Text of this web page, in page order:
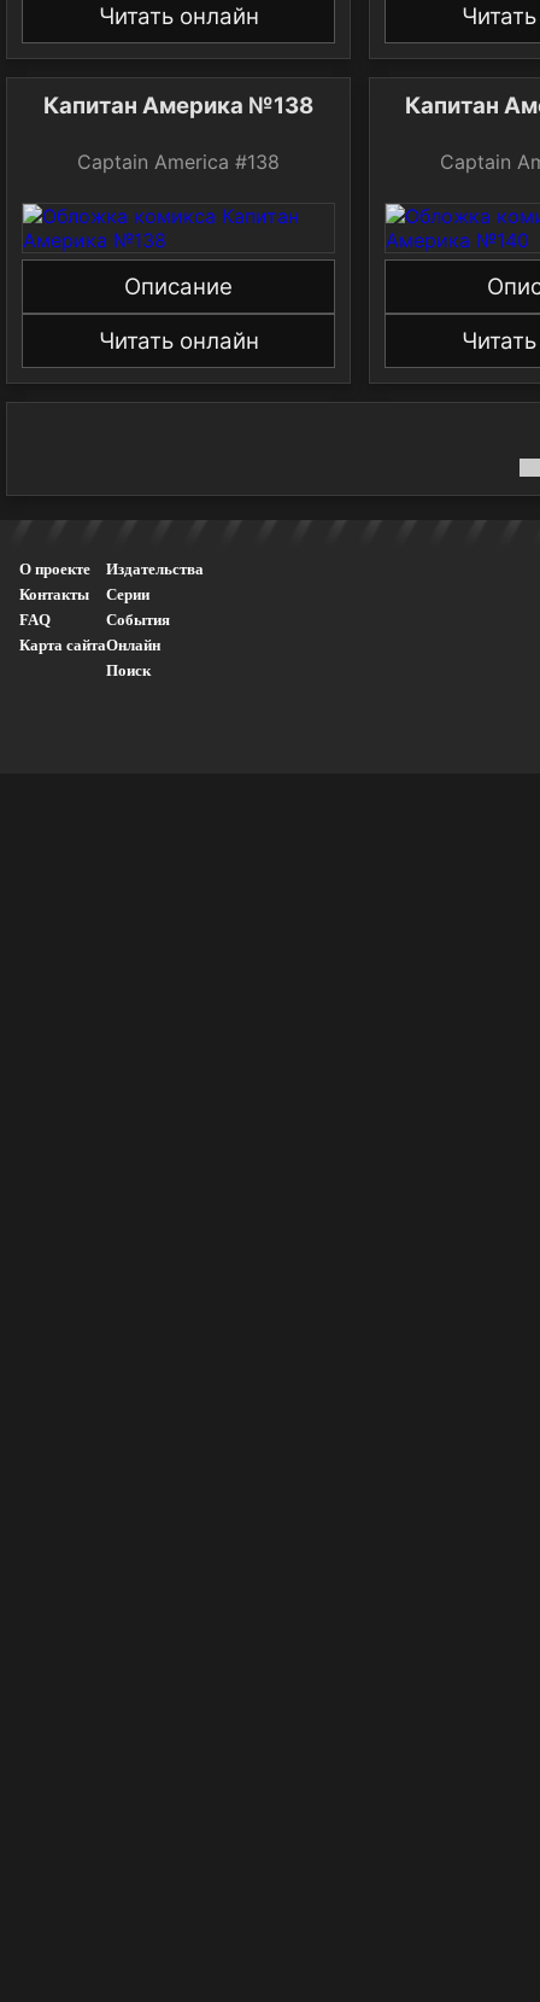
Читать онлайн
Капитан Америка №138
Captain America #138
Описание
Читать онлайн
Капитан
Captain
О проекте
Контакты
FAQ
Карта сайта
Издательства
Серии
События
Онлайн
Поиск